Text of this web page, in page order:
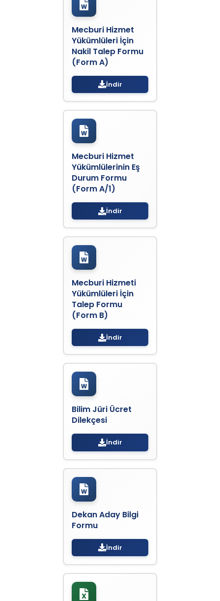
Mecburi Hizmet
Yükümlüleri İçin
Nakil Talep Formu
(Form A)
İndir
Mecburi Hizmet
Yükümlülerinin Eş
Durum Formu
(Form A/1)
İndir
Mecburi Hizmeti
Yükümlüleri İçin
Talep Formu
(Form B)
İndir
Bilim Jüri Ücret
Dilekçesi
İndir
Dekan Aday Bilgi
Formu
İndir